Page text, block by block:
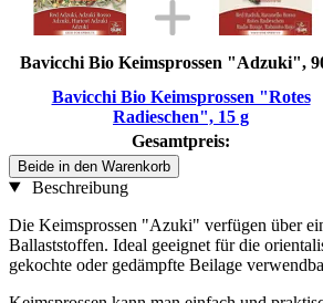
Bavicchi Bio Keimsprossen "Adzuki",
Bavicchi Bio Keimsprossen "Rotes
Radieschen", 15 g
Gesamtpreis:
Beide in den Warenkorb
Beschreibung
Die Keimsprossen "Azuki" verfügen über
Ballaststoffen. Ideal geeignet für die
gekochte oder gedämpfte Beilage